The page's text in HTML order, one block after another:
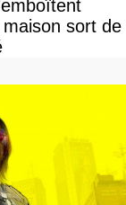
sort de